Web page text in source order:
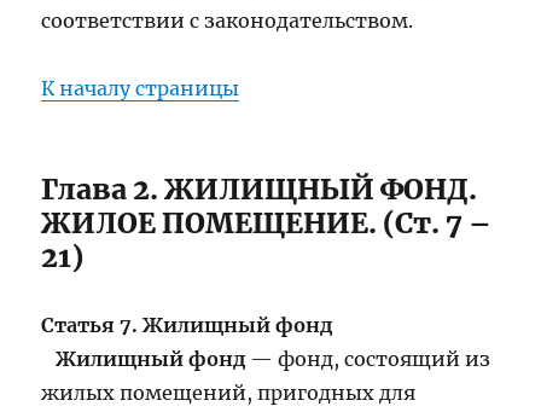
соответствии с законодательством.
К началу страницы
Глава 2. ЖИЛИЩНЫЙ ФОНД.
ЖИЛОЕ ПОМЕЩЕНИЕ. (Ст. 7 –
21)
Статья 7. Жилищный фонд
Жилищный фонд — фонд, состоящий из
жилых помещений, пригодных для